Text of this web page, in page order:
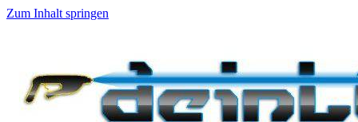
Zum Inhalt springen